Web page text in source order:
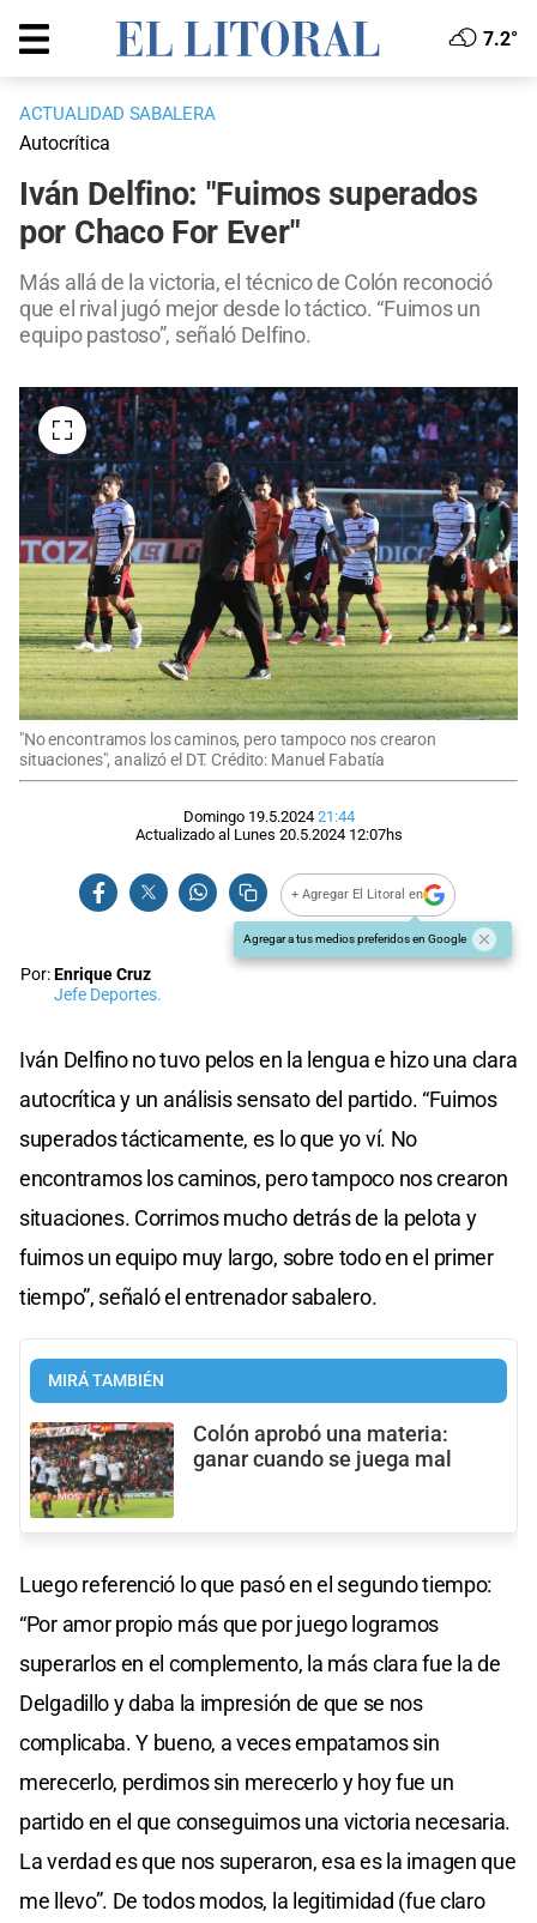
7.2°
ACTUALIDAD SABALERA
Autocrítica
Iván Delfino: "Fuimos superados
por Chaco For Ever"
Más allá de la victoria, el técnico de Colón reconoció
que el rival jugó mejor desde lo táctico. “Fuimos un
equipo pastoso”, señaló Delfino.
"No encontramos los caminos, pero tampoco nos crearon
situaciones", analizó el DT. Crédito: Manuel Fabatía
Domingo 19.5.2024 21:44
Actualizado al Lunes 20.5.2024 12:07hs
+ Agregar El Litoral en
Agregar a tus medios preferidos en Google
Por:Enrique Cruz
Jefe Deportes.
Iván Delfino no tuvo pelos en la lengua e hizo una clara
autocrítica y un análisis sensato del partido. “Fuimos
superados tácticamente, es lo que yo ví. No
encontramos los caminos, pero tampoco nos crearon
situaciones. Corrimos mucho detrás de la pelota y
fuimos un equipo muy largo, sobre todo en el primer
tiempo”, señaló el entrenador sabalero.
MIRÁ TAMBIÉN
Colón aprobó una materia:
ganar cuando se juega mal
Luego referenció lo que pasó en el segundo tiempo:
“Por amor propio más que por juego logramos
superarlos en el complemento, la más clara fue la de
Delgadillo y daba la impresión de que se nos
complicaba. Y bueno, a veces empatamos sin
merecerlo, perdimos sin merecerlo y hoy fue un
partido en el que conseguimos una victoria necesaria.
La verdad es que nos superaron, esa es la imagen que
me llevo”. De todos modos, la legitimidad (fue claro